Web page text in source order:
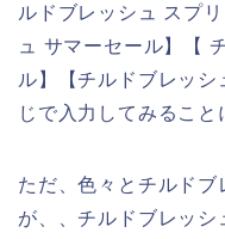
ルドブレッシュ スプ
ュ サマーセール】【
ル】【チルドブレッ
じで入力してみること
ただ、色々とチルド
が、、チルドブレッ